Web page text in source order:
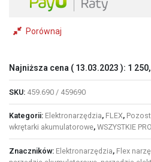
Porównaj
Najniższa cena ( 13.03.2023 ): 1
SKU: 459.690 / 459690
Kategorii: Elektronarzędzia, FLEX,
wkrętarki akumulatorowe, WSZYSTKIE
Znaczników: Elektronarzędzia, Flex